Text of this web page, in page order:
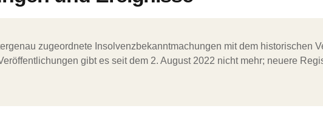
zugeordnete Insolvenzbekanntmachungen mit dem historischen
gibt es seit dem 2. August 2022 nicht mehr; neuere